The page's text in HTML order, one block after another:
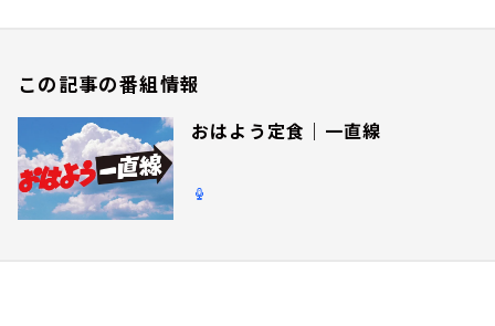
この記事の番組情報
おはよう定食｜一直線